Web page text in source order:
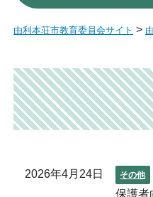
由利本荘市教育委員会サイト >
2026年4月24日 その他
保護者